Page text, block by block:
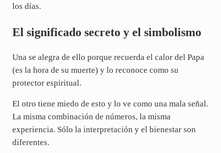
los días.
El significado secreto y el simbolismo
Una se alegra de ello porque recuerda el calor del Papa
(es la hora de su muerte) y lo reconoce como su
protector espiritual.
El otro tiene miedo de esto y lo ve como una mala señal.
La misma combinación de números, la misma
experiencia. Sólo la interpretación y el bienestar son
diferentes.